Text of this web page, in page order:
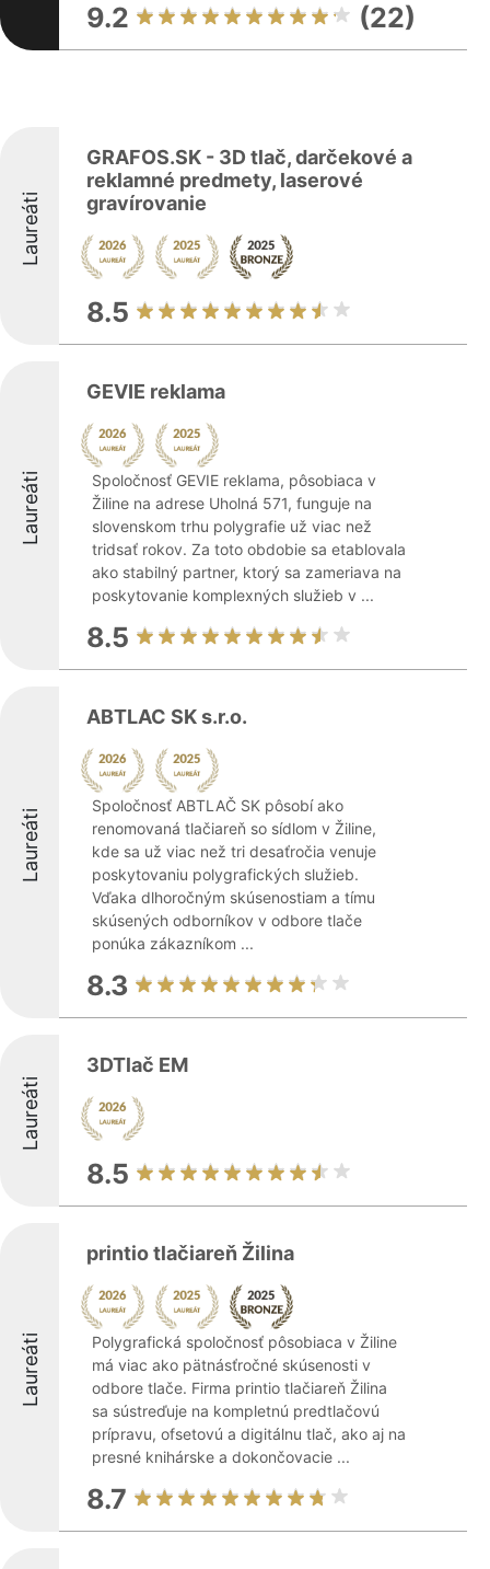
9.2 (22)
Laureáti
GRAFOS.SK - 3D tlač, darčekové a
reklamné predmety, laserové
gravírovanie
8.5
Laureáti
GEVIE reklama
Spoločnosť GEVIE reklama, pôsobiaca v
Žiline na adrese Uholná 571, funguje na
slovenskom trhu polygrafie už viac než
tridsať rokov. Za toto obdobie sa etablovala
ako stabilný partner, ktorý sa zameriava na
poskytovanie komplexných služieb v ...
8.5
Laureáti
ABTLAC SK s.r.o.
Spoločnosť ABTLAČ SK pôsobí ako
renomovaná tlačiareň so sídlom v Žiline,
kde sa už viac než tri desaťročia venuje
poskytovaniu polygrafických služieb.
Vďaka dlhoročným skúsenostiam a tímu
skúsených odborníkov v odbore tlače
ponúka zákazníkom ...
8.3
Laureáti
3DTlač EM
8.5
Laureáti
printio tlačiareň Žilina
Polygrafická spoločnosť pôsobiaca v Žiline
má viac ako pätnásťročné skúsenosti v
odbore tlače. Firma printio tlačiareň Žilina
sa sústreďuje na kompletnú predtlačovú
prípravu, ofsetovú a digitálnu tlač, ako aj na
presné knihárske a dokončovacie ...
8.7